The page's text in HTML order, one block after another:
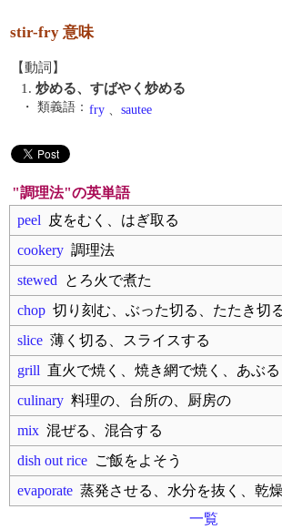
stir-fry 意味
【動詞】
1. 炒める、すばやく炒める
・ 類義語： fry 、 sautee
"調理法"の英単語
peel 皮をむく、はぎ取る
cookery 調理法
stewed とろ火で煮た
chop 切り刻む、ぶった切る、たたき切
slice 薄く切る、スライスする
grill 直火で焼く、焼き網で焼く、あぶる
culinary 料理の、台所の、厨房の
mix 混ぜる、混合する
dish out rice ご飯をよそう
evaporate 蒸発させる、水分を抜く、乾
一覧